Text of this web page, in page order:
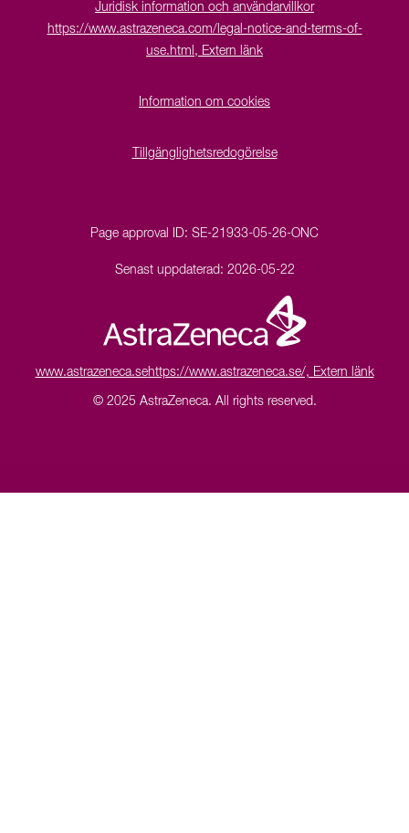
Juridisk information och användarvillkor
https://www.astrazeneca.com/legal-notice-and-terms-of-
use.html, Extern länk
Information om cookies
Tillgänglighetsredogörelse
Page approval ID: SE-21933-05-26-ONC
Senast uppdaterad: 2026-05-22
www.astrazeneca.sehttps://www.astrazeneca.se/, Extern länk
© 2025 AstraZeneca. All rights reserved.